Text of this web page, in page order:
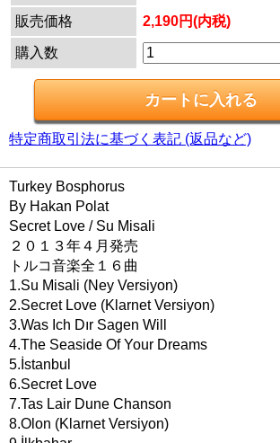
販売価格
2,190円(内税)
購入数
特定商取引法に基づく表記 (返品など)
Turkey Bosphorus
By Hakan Polat
Secret Love / Su Misali
２０１３年４月発売
トルコ音楽全１６曲
1.Su Misali (Ney Versiyon)
2.Secret Love (Klarnet Versiyon)
3.Was Ich Dır Sagen Will
4.The Seaside Of Your Dreams
5.İstanbul
6.Secret Love
7.Tas Lair Dune Chanson
8.Olon (Klarnet Versiyon)